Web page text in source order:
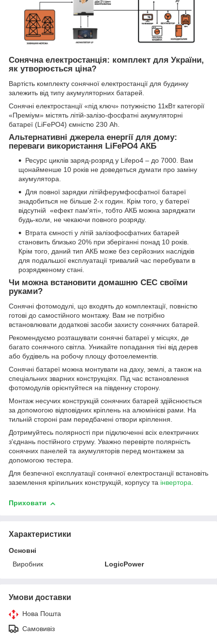
Сонячна електростанція: комплект для України,
як утворюється ціна?
Вартість комплекту сонячної електростанції для будинку
залежить від типу акумуляторних батарей.
Сонячні електростанції «під ключ» потужністю 11кВт категорії
«Преміум» містять літій-залізо-фосфатні акумуляторні
батареї (LiFePO4) ємністю 230 Ah.
Альтернативні джерела енергії для дому:
переваги використання LiFePO4 АКБ
Ресурс циклів заряд-розряд у Lifepo4 – до 7000. Вам
щонайменше 10 років не доведеться думати про заміну
акумулятора.
Для повної зарядки літійферумфосфатної батареї
знадобиться не більше 2-х годин. Крім того, у батереї
відсутній «ефект пам'яті», тобто АКБ можна заряджати
будь-коли, не чекаючи повного розряду.
Втрата ємності у літій залізофосфатних батарей
становить близько 20% при зберіганні понад 10 років.
Крім того, даний тип АКБ може без серйозних наслідків
для подальшої експлуатації тривалий час перебувати в
розрядженому стані.
Чи можна встановити домашню СЕС своїми
руками?
Сонячні фотомодулі, що входять до комплектації, повністю
готові до самостійного монтажу. Вам не потрібно
встановлювати додаткові засоби захисту сонячних батарей.
Рекомендуємо розташувати сонячні батареї у місцях, де
багато сонячного світла. Уникайте попадання тіні від дерев
або будівель на робочу площу фотоелементів.
Сонячні батареї можна монтувати на даху, землі, а також на
спеціальних зварних конструкціях. Під час встановлення
фотомодулів орієнтуйтеся на південну сторону.
Монтаж несучих конструкцій сонячних батарей здійснюється
за допомогою відповідних кріплень на алюмінієві рами. На
тильній стороні рам передбачені отвори кріплення.
Дотримуйтесь полярності при підключенні всіх електричних
з'єднань постійного струму. Уважно перевірте полярність
сонячних панелей та акумуляторів перед монтажем за
допомогою тестера.
Для безпечної експлуатації сонячної електростанції встановіть
заземлення кріпильних конструкцій, корпусу та інвертора.
Приховати
Характеристики
Основні
Виробник
LogicPower
Умови доставки
Нова Пошта
Самовивіз